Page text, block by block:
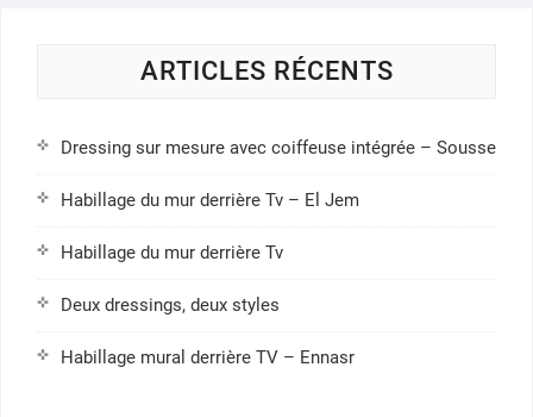
ARTICLES RÉCENTS
Dressing sur mesure avec coiffeuse intégrée – Sousse
Habillage du mur derrière Tv – El Jem
Habillage du mur derrière Tv
Deux dressings, deux styles
Habillage mural derrière TV – Ennasr